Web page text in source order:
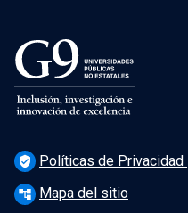
verified_user Políticas de Privacidad
account_tree Mapa del sitio